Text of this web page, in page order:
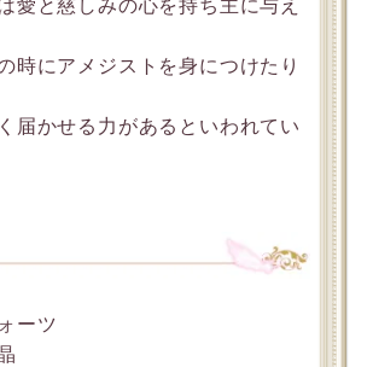
愛と慈しみの心を持ち主に与え
時にアメジストを身につけたり
届かせる力があるといわれてい
ーツ